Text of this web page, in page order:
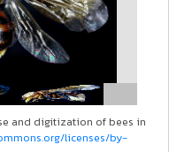
Next
and digitization of bees in
licenses/by-